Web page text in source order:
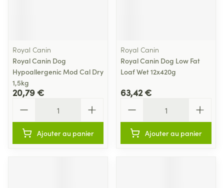
Royal Canin
Royal Canin Dog
Hypoallergenic Mod Cal Dry
1,5kg
20,79 €
Ajouter au panier
Royal Canin
Royal Canin Dog Low Fat
Loaf Wet 12x420g
63,42 €
Ajouter au panier